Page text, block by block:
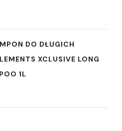
DO DŁUGICH
XCLUSIVE LONG
1L